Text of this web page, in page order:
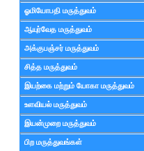
ஓமியோபதி மருத்துவம்
ஆயுர்வேத மருத்துவம்
அக்குபஞ்சர் மருத்துவம்
சித்த மருத்துவம்
இயற்கை மற்றும் யோகா மருத்துவம்
உளவியல் மருத்துவம்
இயன்முறை மருத்துவம்
பிற மருத்துவங்கள்